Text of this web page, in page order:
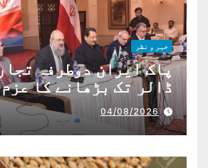
خبر و نظر
ڈالر تک بڑھانے کا عزم
04/08/2026